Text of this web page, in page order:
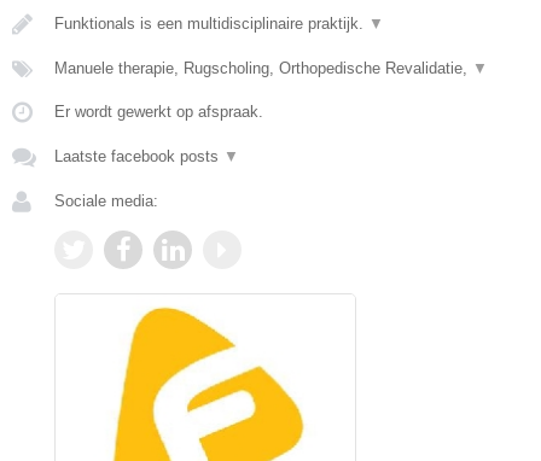
Funktionals is een multidisciplinaire praktijk. ▼
Manuele therapie, Rugscholing, Orthopedische Revalidatie, ▼
Er wordt gewerkt op afspraak.
Laatste facebook posts ▼
Sociale media: